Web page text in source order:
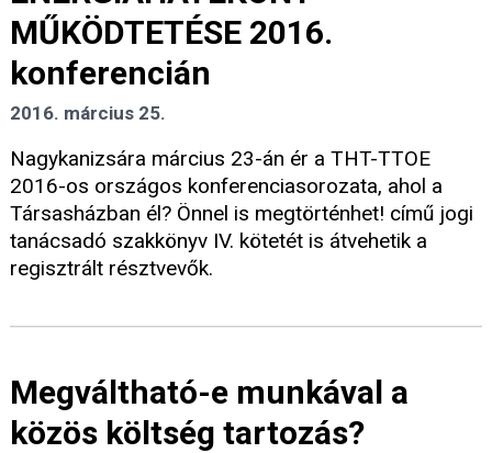
MŰKÖDTETÉSE 2016.
konferencián
2016. március 25.
Nagykanizsára március 23-án ér a THT-TTOE
2016-os országos konferenciasorozata, ahol a
Társasházban él? Önnel is megtörténhet! című jogi
tanácsadó szakkönyv IV. kötetét is átvehetik a
regisztrált résztvevők.
Megváltható-e munkával a
közös költség tartozás?